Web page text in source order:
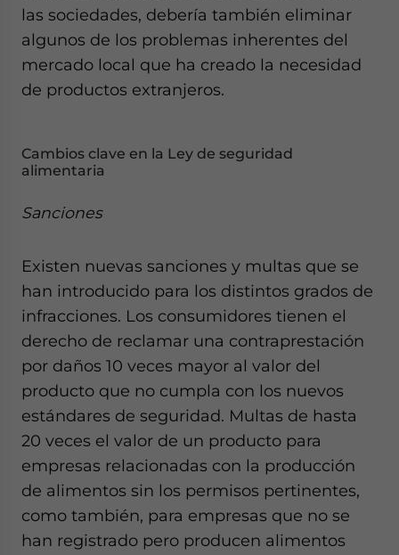
las sociedades, debería también eliminar
algunos de los problemas inherentes del
mercado local que ha creado la necesidad
de productos extranjeros.
Cambios clave en la Ley de seguridad
alimentaria
Sanciones
Existen nuevas sanciones y multas que se
han introducido para los distintos grados de
infracciones. Los consumidores tienen el
derecho de reclamar una contraprestación
por daños 10 veces mayor al valor del
producto que no cumpla con los nuevos
estándares de seguridad. Multas de hasta
20 veces el valor de un producto para
empresas relacionadas con la producción
de alimentos sin los permisos pertinentes,
como también, para empresas que no se
han registrado pero producen alimentos